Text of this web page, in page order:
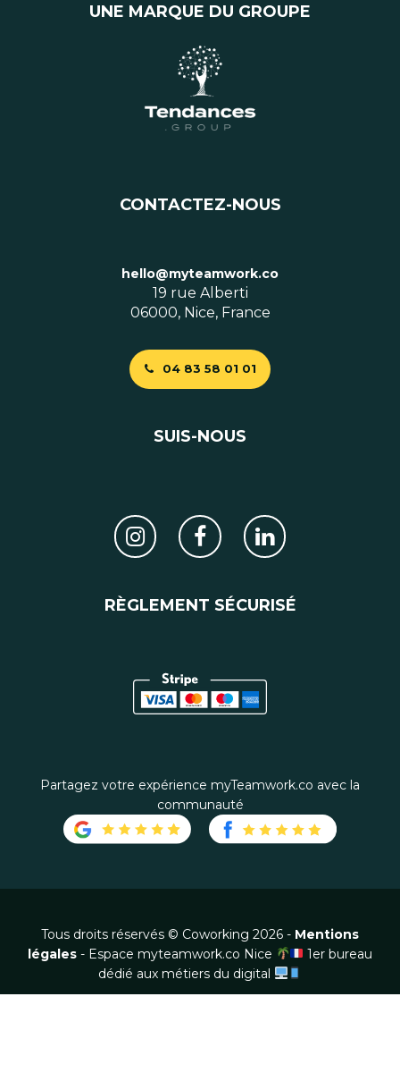
UNE MARQUE DU GROUPE
CONTACTEZ-NOUS
hello@myteamwork.co
19 rue Alberti
06000, Nice, France
04 83 58 01 01
SUIS-NOUS
RÈGLEMENT SÉCURISÉ
Partagez votre expérience myTeamwork.co avec la
communauté
Tous droits réservés © Coworking 2026 - Mentions
légales- Espace myteamwork.co Nice
1er bureau
dédié aux métiers du digital